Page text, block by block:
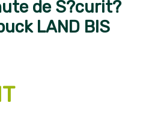
de S?curit?
LAND BIS